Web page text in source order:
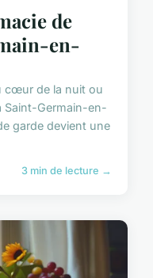
de
en-
cœur de la nuit ou
Saint-Germain-en-
garde devient une
3 min de lecture →